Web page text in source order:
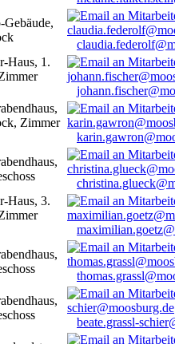
Haus, 1.
Zimmer
Haus, 3.
beate.grassl-